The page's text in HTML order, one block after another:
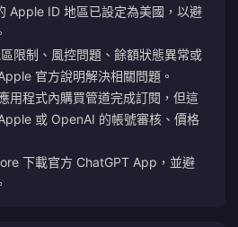
Apple ID 地區已設定為美國，以避
限制、風控問題、餘額狀態異常或
官方說明解決相關問題。
用程式內購買管道完成訂閱，但這
或 OpenAI 的帳號審核、價格
下載官方 ChatGPT App，並避